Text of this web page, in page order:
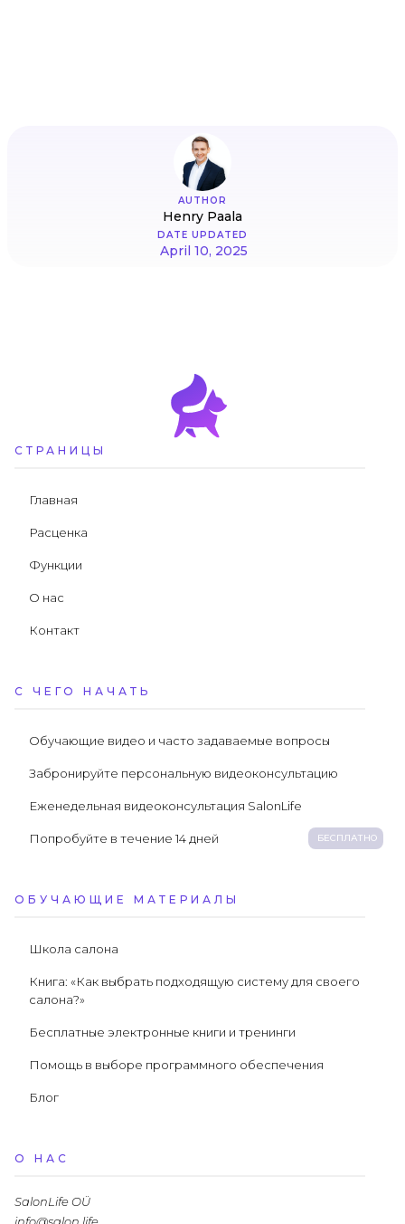
AUTHOR
Henry Paala
DATE UPDATED
April 10, 2025
СТРАНИЦЫ
Главная
Расценка
Функции
О нас
Контакт
С ЧЕГО НАЧАТЬ
Обучающие видео и часто задаваемые вопросы
Забронируйте персональную видеоконсультацию
Еженедельная видеоконсультация SalonLife
Попробуйте в течение 14 дней БЕСПЛАТНО
ОБУЧАЮЩИЕ МАТЕРИАЛЫ
Школа салона
Книга: «Как выбрать подходящую систему для своего
салона?»
Бесплатные электронные книги и тренинги
Помощь в выборе программного обеспечения
Блог
О НАС
SalonLife OÜ